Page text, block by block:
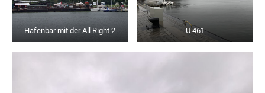
Hafenbar mit der All Right 2 U 461